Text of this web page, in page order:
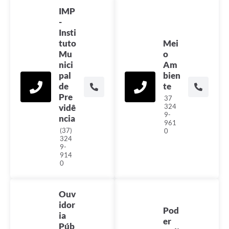
IMP
-
Insti
tuto
Mu
nici
pal
de
Pre
vidê
ncia
(37)
324
9-
914
0
Mei
o
Am
bien
te
37
324
9-
961
0
Ouv
idor
ia
Púb
Pod
er